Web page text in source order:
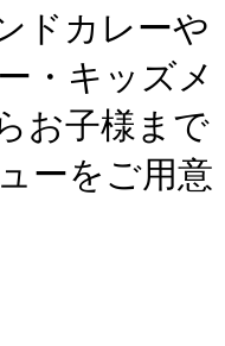
ドカレーや
・キッズメ
お子様まで
ーをご用意